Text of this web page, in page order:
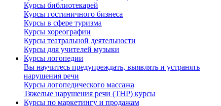
Курсы библиотекарей
Курсы гостиничного бизнеса
Курсы в сфере туризма
Курсы хореографии
Курсы театральной деятельности
Курсы для учителей музыки
Курсы логопедии
Вы научитесь предупреждать, выявлять и устранять
нарушения речи
Курсы логопедического массажа
Тяжелые нарушения речи (ТНР) курсы
Курсы по маркетингу и продажам